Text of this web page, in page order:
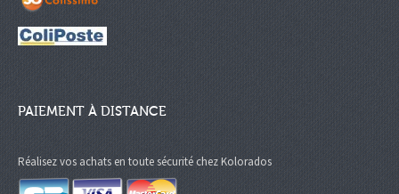
PAIEMENT À DISTANCE
Réalisez vos achats en toute sécurité chez Kolorados